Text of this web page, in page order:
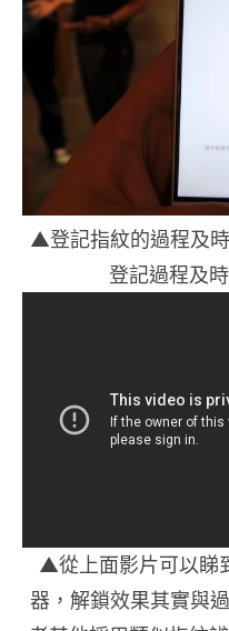
▲登記指紋的過程及
登記過程及
▲從上面影片可以睇
器，解鎖效果其實與